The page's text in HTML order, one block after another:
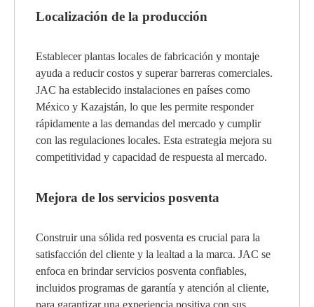
Localización de la producción
Establecer plantas locales de fabricación y montaje
ayuda a reducir costos y superar barreras comerciales.
JAC ha establecido instalaciones en países como
México y Kazajstán, lo que les permite responder
rápidamente a las demandas del mercado y cumplir
con las regulaciones locales. Esta estrategia mejora su
competitividad y capacidad de respuesta al mercado.
Mejora de los servicios posventa
Construir una sólida red posventa es crucial para la
satisfacción del cliente y la lealtad a la marca. JAC se
enfoca en brindar servicios posventa confiables,
incluidos programas de garantía y atención al cliente,
para garantizar una experiencia positiva con sus